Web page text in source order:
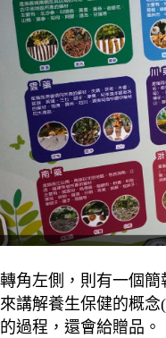
轉角左側，則有一個
來講解養生保健的概
的過程，還會給贈品。